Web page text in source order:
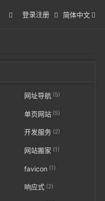
登录注册 简体中文
网址导航(5)
单页网站(5)
开发服务(2)
网站搬家 (1)
favicon (1)
响应式(2)